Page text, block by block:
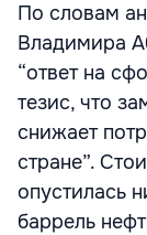
По словам
Владимира
“ответ на
тезис, что
снижает
стране”.
опустилась
баррель